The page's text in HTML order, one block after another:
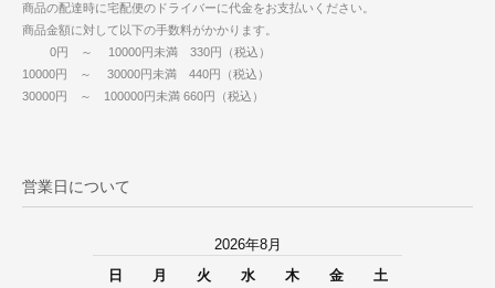
商品の配達時に宅配便のドライバーに代金をお支払いください。
商品金額に対して以下の手数料がかかります。
0円 ～ 10000円未満 330円（税込）
10000円 ～ 30000円未満 440円（税込）
30000円 ～ 100000円未満 660円（税込）
営業日について
2026年8月
日
月 火 水 木 金 土